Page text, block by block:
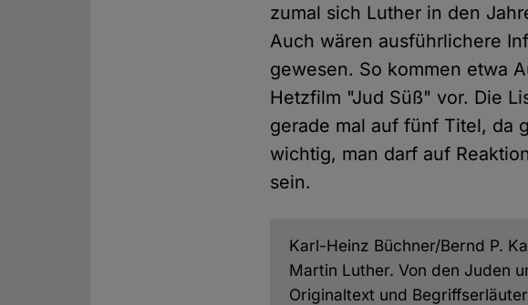
zumal sich Luther in den
Auch wären ausführlichere
gewesen. So kommen etwa
Hetzfilm "Jud Süß" vor. Die
gerade mal auf fünf Titel, da
wichtig, man darf auf
sein.
Karl-Heinz Büchner/Bernd P.
Martin Luther. Von den Juden
Originaltext und